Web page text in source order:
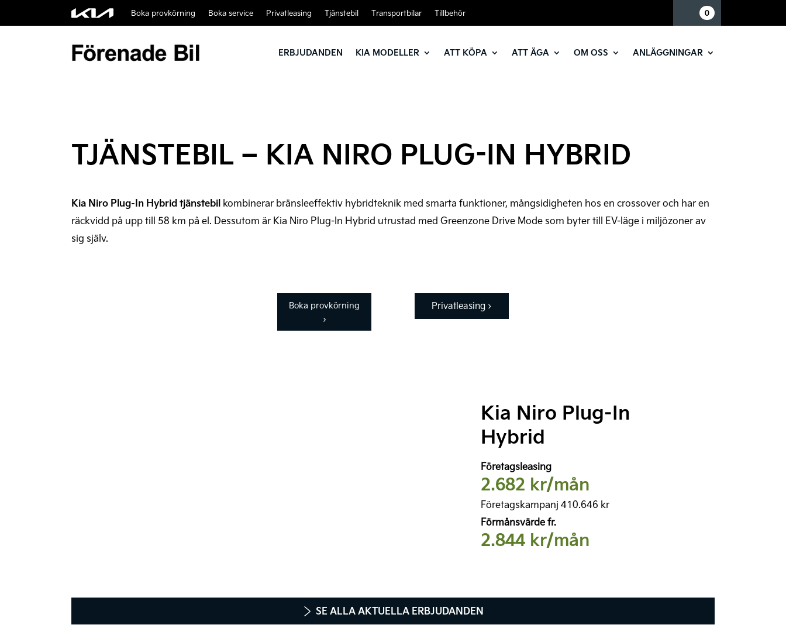
Boka provkörning Boka service Privatleasing Tjänstebil Transportbilar Tillbehör 0
ERBJUDANDEN KIA MODELLER ATT KÖPA ATT ÄGA OM OSS ANLÄGGNINGAR
TJÄNSTEBIL – KIA NIRO PLUG-IN HYBRID
Kia Niro Plug-In Hybrid tjänstebil kombinerar bränsleeffektiv hybridteknik med smarta funktioner, mångsidigheten hos en crossover och har en
räckvidd på upp till 58 km på el. Dessutom är Kia Niro Plug-In Hybrid utrustad med Greenzone Drive Mode som byter till EV-läge i miljözoner av
sig själv.
Boka provkörning
›
Privatleasing ›
Kia Niro Plug-In
Hybrid
Företagsleasing
2.682 kr/mån
Företagskampanj 410.646 kr
Förmånsvärde fr.
2.844 kr/mån
SE ALLA AKTUELLA ERBJUDANDEN